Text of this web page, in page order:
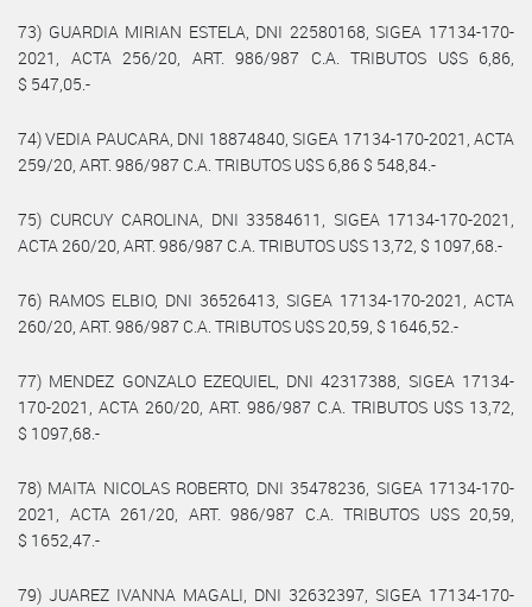
73) GUARDIA MIRIAN ESTELA, DNI 22580168, SIGEA 17134-170-
2021, ACTA 256/20, ART. 986/987 C.A. TRIBUTOS U$S 6,86,
$ 547,05.-
74) VEDIA PAUCARA, DNI 18874840, SIGEA 17134-170-2021, ACTA
259/20, ART. 986/987 C.A. TRIBUTOS U$S 6,86 $ 548,84.-
75) CURCUY CAROLINA, DNI 33584611, SIGEA 17134-170-2021,
ACTA 260/20, ART. 986/987 C.A. TRIBUTOS U$S 13,72, $ 1097,68.-
76) RAMOS ELBIO, DNI 36526413, SIGEA 17134-170-2021, ACTA
260/20, ART. 986/987 C.A. TRIBUTOS U$S 20,59, $ 1646,52.-
77) MENDEZ GONZALO EZEQUIEL, DNI 42317388, SIGEA 17134-
170-2021, ACTA 260/20, ART. 986/987 C.A. TRIBUTOS U$S 13,72,
$ 1097,68.-
78) MAITA NICOLAS ROBERTO, DNI 35478236, SIGEA 17134-170-
2021, ACTA 261/20, ART. 986/987 C.A. TRIBUTOS U$S 20,59,
$ 1652,47.-
79) JUAREZ IVANNA MAGALI, DNI 32632397, SIGEA 17134-170-